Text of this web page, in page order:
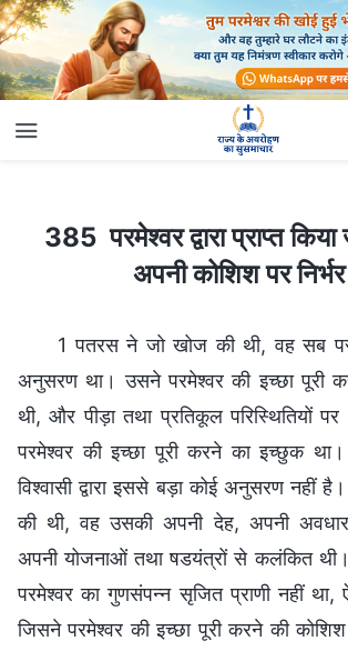
385 परमेश्वर द्वारा प्राप्त किया जाना तुम्हारी अपनी कोशिश
385 परमेश्वर द्वारा प्राप्त किया
अपनी कोशिश पर
1 पतरस ने जो खोज की थी, वह सब
अनुसरण था। उसने परमेश्वर की इच्छा पूरी
थी, और पीड़ा तथा प्रतिकूल परिस्थितियों पर
परमेश्वर की इच्छा पूरी करने का इच्छुक
विश्वासी द्वारा इससे बड़ा कोई अनुसरण नहीं
की थी, वह उसकी अपनी देह, अपनी
अपनी योजनाओं तथा षडयंत्रों से कलंकित
परमेश्वर का गुणसंपन्न सृजित प्राणी नहीं था,
जिसने परमेश्वर की इच्छा पूरी करने की